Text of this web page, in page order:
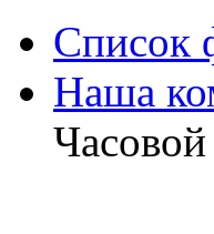
Список
Наша